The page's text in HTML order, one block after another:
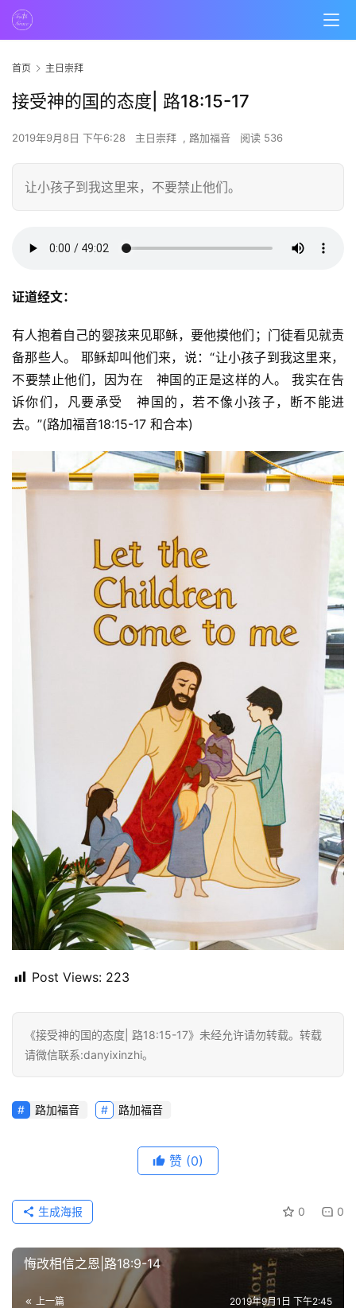
首
页
主
日
崇
拜
题
座
赞
神
研
究
登录
首页 主日崇拜
接受神的国的态度| 路18:15-17
2019年9月8日 下午6:28 主日崇拜 , 路加福音 阅读 536
让小孩子到我这里来，不要禁止他们。
证道经文：
有人抱着自己的婴孩来见耶稣，要他摸他们；门徒看见就责
备那些人。 耶稣却叫他们来，说：“让小孩子到我这里来，
不要禁止他们，因为在　神国的正是这样的人。 我实在告
诉你们，凡要承受　神国的，若不像小孩子，断不能进
去。”(路加福音18:15-17 和合本)
Post Views: 223
《接受神的国的态度| 路18:15-17》未经允许请勿转载。转载
请微信联系:danyixinzhi。
路加福音 路加福音
赞 (0)
0 0
生成海报
悔改相信之恩|路18:9-14
上一篇 2019年9月1日 下午2:45